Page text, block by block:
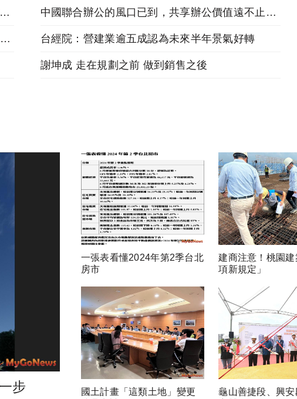
【正妹牆】正妹房仲「施嘉琪」努力幫客戶爭取最大利益
中國聯合辦公的風口已到，共享辦公價值遠不止一張辦公桌
最新民調！「5結論」看2017、估2018，房市「L型」 台經院：營建業逾五成認為未來半年景氣好轉
謝坤成 走在規劃之前 做到銷售之後
步
一張表看懂2024年第2季台北
房市
建商注意！桃園
項新規定」
國土計畫「這類土地」變更
龜山善捷段、興安